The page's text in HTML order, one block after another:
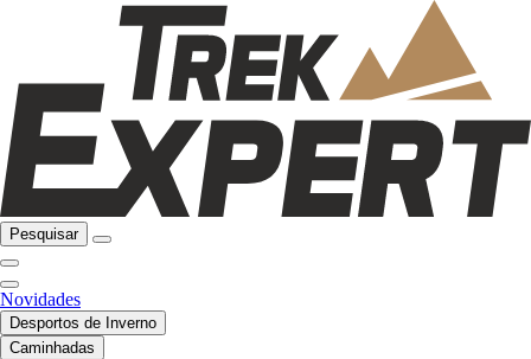
Pesquisar
Novidades
Desportos de Inverno
Caminhadas